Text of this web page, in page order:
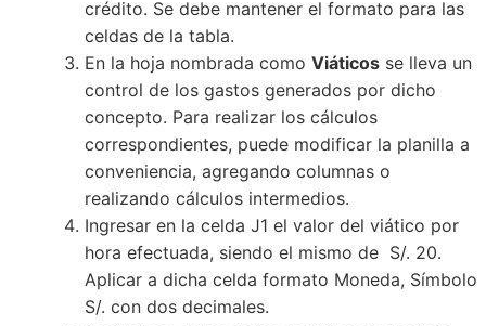
crédito. Se debe mantener el formato para las
celdas de la tabla.
En la hoja nombrada como Viáticos se lleva un
control de los gastos generados por dicho
concepto. Para realizar los cálculos
correspondientes, puede modificar la planilla a
conveniencia, agregando columnas o
realizando cálculos intermedios.
Ingresar en la celda J1 el valor del viático por
hora efectuada, siendo el mismo de S/. 20.
Aplicar a dicha celda formato Moneda, Símbolo
S/. con dos decimales.